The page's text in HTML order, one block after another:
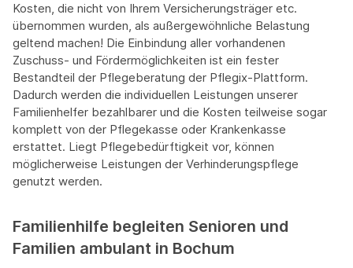
Kosten, die nicht von Ihrem Versicherungsträger etc.
übernommen wurden, als außergewöhnliche Belastung
geltend machen! Die Einbindung aller vorhandenen
Zuschuss- und Fördermöglichkeiten ist ein fester
Bestandteil der Pflegeberatung der Pflegix-Plattform.
Dadurch werden die individuellen Leistungen unserer
Familienhelfer bezahlbarer und die Kosten teilweise sogar
komplett von der Pflegekasse oder Krankenkasse
erstattet. Liegt Pflegebedürftigkeit vor, können
möglicherweise Leistungen der Verhinderungspflege
genutzt werden.
Familienhilfe begleiten Senioren und
Familien ambulant in Bochum